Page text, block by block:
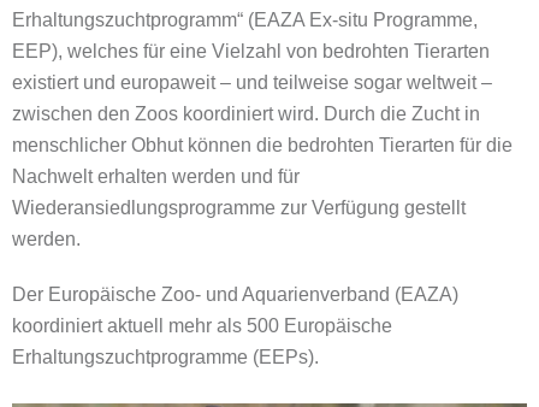
Erhaltungszuchtprogramm“ (EAZA Ex-situ Programme,
EEP), welches für eine Vielzahl von bedrohten Tierarten
existiert und europaweit – und teilweise sogar weltweit –
zwischen den Zoos koordiniert wird. Durch die Zucht in
menschlicher Obhut können die bedrohten Tierarten für die
Nachwelt erhalten werden und für
Wiederansiedlungsprogramme zur Verfügung gestellt
werden.
Der Europäische Zoo- und Aquarienverband (EAZA)
koordiniert aktuell mehr als 500 Europäische
Erhaltungszuchtprogramme (EEPs).